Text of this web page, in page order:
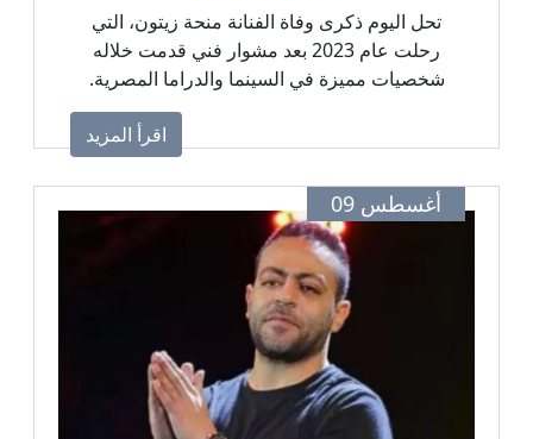
تحل اليوم ذكرى وفاة الفنانة منحة زيتون، التي
رحلت عام 2023 بعد مشوار فني قدمت خلاله
شخصيات مميزة في السينما والدراما المصرية.
اقرأ المزيد
أغسطس 09